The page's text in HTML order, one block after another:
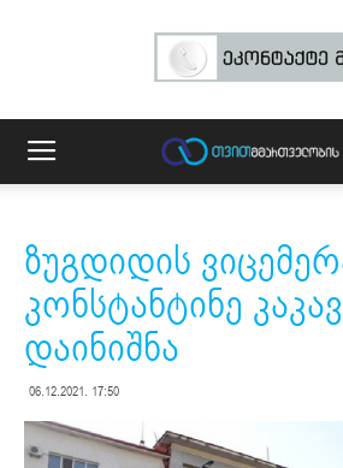
ზუგდიდის
კონსტანტინე
დაინიშნა
06.12.2021. 17:50